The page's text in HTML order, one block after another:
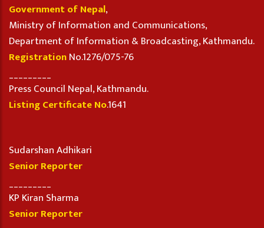
Government of Nepal,
Ministry of Information and Communications,
Department of Information & Broadcasting, Kathmandu.
RegistrationNo.1276/075-76
Press Council Nepal, Kathmandu.
Listing Certificate No.1641
Sudarshan Adhikari
Senior Reporter
KP Kiran Sharma
Senior Reporter